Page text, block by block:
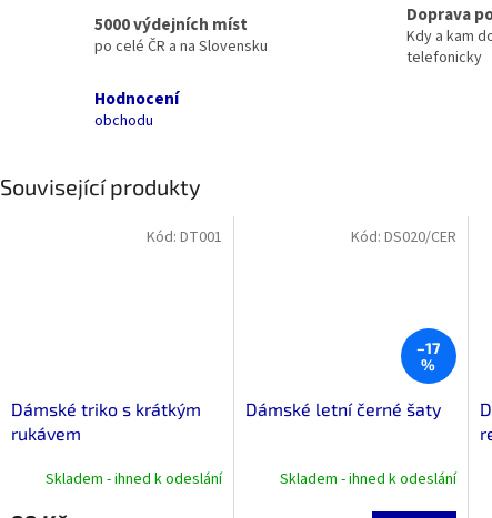
5000 výdejních míst
po celé ČR a na Slovensku
Doprava
Kdy a kam
telefonicky
Hodnocení
obchodu
Související produkty
Dámské triko s krátkým
rukávem
Skladem - ihned k odeslání
Kód: DT001
–17
%
Dámské letní černé šaty
Skladem - ihned k odeslání
Kód: DS020/CER